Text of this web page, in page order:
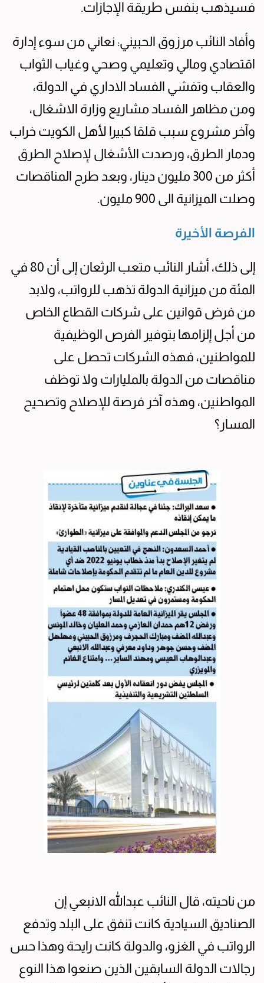
فسيذهب بنفس طريقة الإجازات.
وأفاد النائب مرزوق الحبيني: نعاني من سوء إدارة
اقتصادي ومالي وتعليمي وصحي وغياب الثواب
والعقاب وتفشي الفساد الاداري في الدولة،
ومن مظاهر الفساد مشاريع وزارة الاشغال،
وآخر مشروع سبب قلقا كبيرا لأهل الكويت خراب
ودمار الطرق، ورصدت الأشغال لإصلاح الطرق
أكثر من 300 مليون دينار، وبعد طرح المناقصات
وصلت الميزانية الى 900 مليون.
الفرصة الأخيرة
إلى ذلك، أشار النائب متعب الرثعان إلى أن 80 في
المئة من ميزانية الدولة تذهب للرواتب، ولابد
من فرض قوانين على شركات القطاع الخاص
من أجل إلزامها بتوفير الفرص الوظيفية
للمواطنين، فهذه الشركات تحصل على
مناقصات من الدولة بالمليارات ولا توظف
المواطنين، وهذه آخر فرصة للإصلاح وتصحيح
المسار؟
من ناحيته، قال النائب عبدالله الانبعي إن
الصناديق السيادية كانت تنفق على البلد وتدفع
الرواتب في الغزو، والدولة كانت رايحة وهذا حس
رجالات الدولة السابقين الذين صنعوا هذا النوع